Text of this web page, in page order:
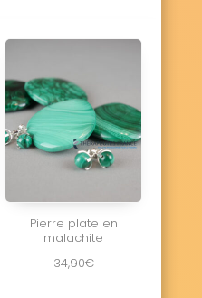
Pierre plate en
malachite
34,90€